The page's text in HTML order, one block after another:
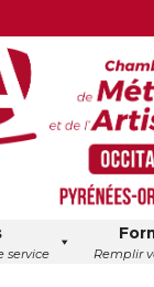
service Remplir